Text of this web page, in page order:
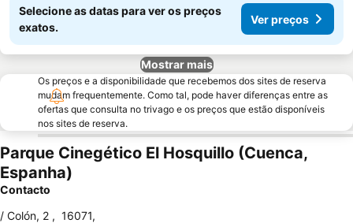
Selecione as datas para ver os preços
exatos.
Ver preços
Mostrar mais
Os preços e a disponibilidade que recebemos dos sites de reserva
mudam frequentemente. Como tal, pode haver diferenças entre as
ofertas que consulta no trivago e os preços que estão disponíveis
nos sites de reserva.
Parque Cinegético El Hosquillo (Cuenca,
Espanha)
Contacto
/ Colón, 2 , 16071,